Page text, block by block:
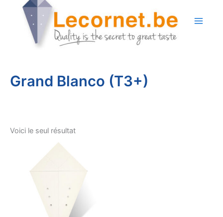
Grand Blanco (T3+)
Voici le seul résultat